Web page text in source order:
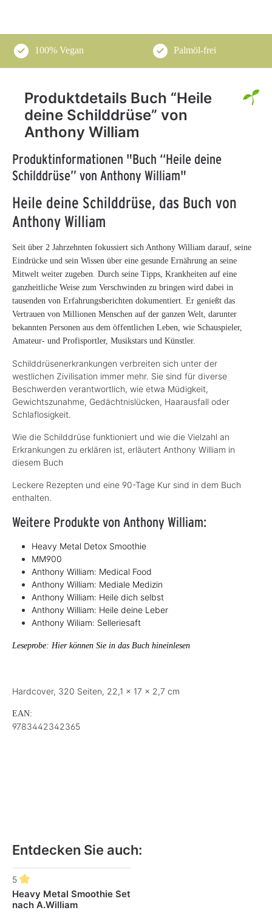
100% Vegan Palmöl-frei
Produktdetails Buch “Heile
deine Schilddrüse” von
Anthony William
Produktinformationen "Buch “Heile deine
Schilddrüse” von Anthony William"
Heile deine Schilddrüse, das Buch von
Anthony William
Seit über 2 Jahrzehnten fokussiert sich Anthony William darauf, seine
Eindrücke und sein Wissen über eine gesunde Ernährung an seine
Mitwelt weiter zugeben. Durch seine Tipps, Krankheiten auf eine
ganzheitliche Weise zum Verschwinden zu bringen wird dabei in
tausenden von Erfahrungsberichten dokumentiert. Er genießt das
Vertrauen von Millionen Menschen auf der ganzen Welt, darunter
bekannten Personen aus dem öffentlichen Leben, wie Schauspieler,
Amateur- und Profisportler, Musikstars und Künstler.
Schilddrüsenerkrankungen verbreiten sich unter der
westlichen Zivilisation immer mehr. Sie sind für diverse
Beschwerden verantwortlich, wie etwa Müdigkeit,
Gewichtszunahme, Gedächtnislücken, Haarausfall oder
Schlaflosigkeit.
Wie die Schilddrüse funktioniert und wie die Vielzahl an
Erkrankungen zu erklären ist, erläutert Anthony William in
diesem Buch
Leckere Rezepten und eine 90-Tage Kur sind in dem Buch
enthalten.
Weitere Produkte von Anthony William:
Heavy Metal Detox Smoothie
MM900
Anthony William: Medical Food
Anthony William: Mediale Medizin
Anthony William: Heile dich selbst
Anthony William: Heile deine Leber
Anthony Wiliam: Selleriesaft
Leseprobe: Hier können Sie in das Buch hineinlesen
Hardcover, 320 Seiten, 22,1 x 17 x 2,7 cm
EAN:
9783442342365
Entdecken Sie auch:
Produktgalerie überspringen
Heavy Metal Smoothie Set
nach A.William
5